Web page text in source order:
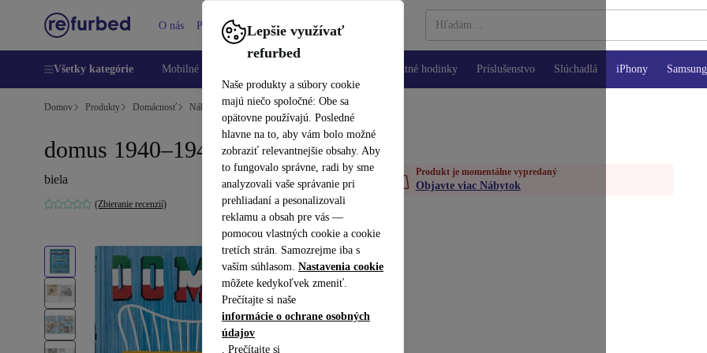
Lepšie využívať
refurbed
Naše produkty a súbory cookie
majú niečo spoločné: Obe sa
opätovne používajú. Posledné
hlavne na to, aby vám bolo možné
zobraziť relevantnejšie obsahy. Aby
to fungovalo správne, radi by sme
analyzovali vaše správanie pri
prehliadaní a pesonalizovali
reklamu a obsah pre vás —
pomocou vlastných cookie a cookie
tretích strán. Samozrejme iba s
vaším súhlasom. Nastavenia cookie
môžete kedykoľvek zmeniť.
Prečítajte si naše
informácie o ochrane osobných
údajov
. Prečítajte si
O nás Pomoc
Všetky kategórie Mobilné telefóny Inteligentné hodinky Príslušenstvo Slúchadlá iPhony
Domov Produkty Domácnosť Nábytok
domus 1940–1949
biela
(Zbieranie recenzií)
Produkt je momentálne vypredaný
Objavte viac Nábytok